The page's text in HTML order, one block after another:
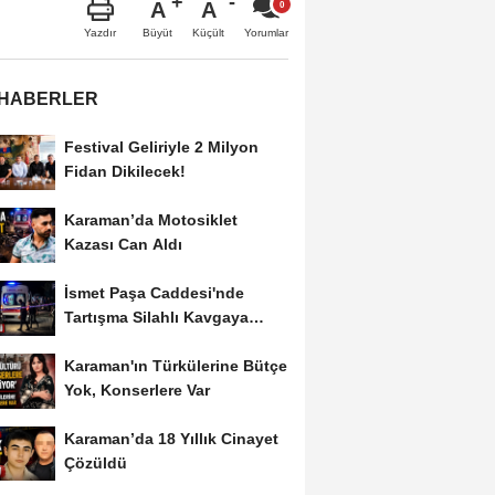
Yazdır
A
Büyüt
A
Küçült Yorumlar
Festival Geliriyle 2 Milyon
Fidan Dikilecek!
Karaman’da Motosiklet
Kazası Can Aldı
İsmet Paşa Caddesi'nde
Tartışma Silahlı Kavgaya
Karaman'ın Türkülerine Bütçe
Yok, Konserlere Var
Karaman’da 18 Yıllık Cinayet
Çözüldü